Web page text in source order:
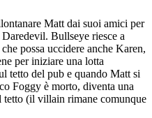
Matt dai suoi amici per
Bullseye riesce a
possa uccidere anche Karen,
per iniziare una lotta
tetto del pub e quando Matt si
Foggy è morto, diventa una
tetto (il villain rimane comunque